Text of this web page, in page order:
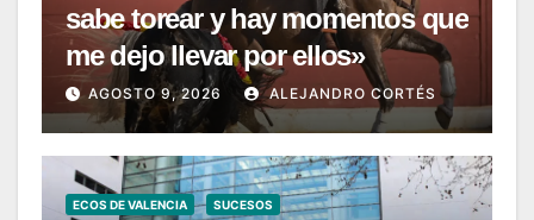
sabe torear y hay momentos que
me dejo llevar por ellos»
AGOSTO 9, 2026 ALEJANDRO CORTÉS
ECOS DE VALENCIA SUCESOS